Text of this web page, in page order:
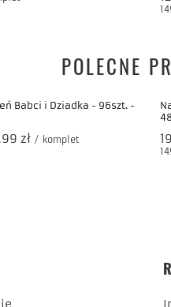
Babci i Dziadka - 48szt. -